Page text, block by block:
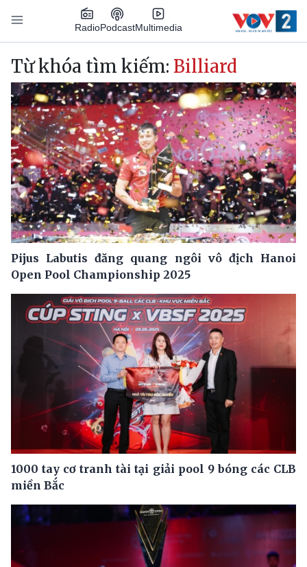
Nhảy đến nội dung
RadioPodcastMultimedia
Main navigation
Từ khóa tìm kiếm: Billiard
Pijus Labutis đăng quang ngôi vô địch Hanoi
Open Pool Championship 2025
1000 tay cơ tranh tài tại giải pool 9 bóng các CLB
miền Bắc